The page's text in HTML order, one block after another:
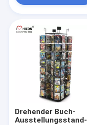
Drehender Buch-
Ausstellungsstand-